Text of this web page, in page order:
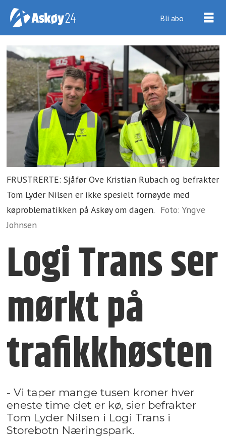
Bli abo
FRUSTRERTE: Sjåfør Ove Kristian Rubach og befrakter
Tom Lyder Nilsen er ikke spesielt fornøyde med
køproblematikken på Askøy om dagen. Foto: Yngve
Johnsen
Logi Trans ser
mørkt på
trafikkhøsten
- Vi taper mange tusen kroner hver
eneste time det er kø, sier befrakter
Tom Lyder Nilsen i Logi Trans i
Storebotn Næringspark.